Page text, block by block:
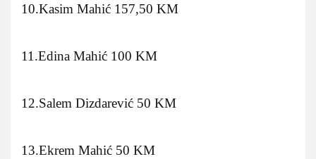
10.Kasim Mahić 157,50 KM
11.Edina Mahić 100 KM
12.Salem Dizdarević 50 KM
13.Ekrem Mahić 50 KM